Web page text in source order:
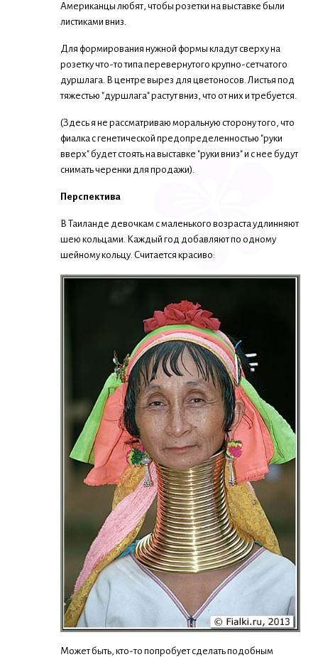
Американцы любят, чтобы розетки на выставке были
листиками вниз.
Для формирования нужной формы кладут сверху на
розетку что-то типа перевернутого крупно-сетчатого
дуршлага. В центре вырез для цветоносов. Листья под
тяжестью "дуршлага" растут вниз, что от них и требуется.
(Здесь я не рассматриваю моральную сторону того, что
фиалка с генетической предопределенностью "руки
вверх" будет стоять на выставке "руки вниз" и с нее будут
снимать черенки для продажи).
Перспектива
В Таиланде девочкам с маленького возраста удлинняют
шею кольцами. Каждый год добавляют по одному
шейному кольцу. Считается красиво:
Может быть, кто-то попробует сделать подобным